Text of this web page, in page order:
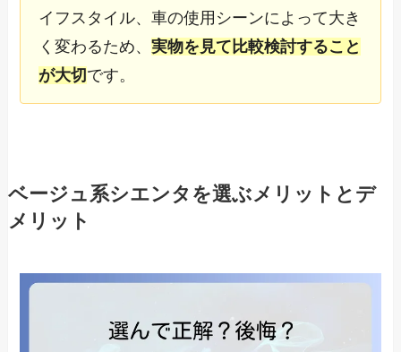
イフスタイル、車の使用シーンによって大き
く変わるため、実物を見て比較検討すること
が大切 です。
ベージュ系シエンタを選ぶメリットとデ
メリット